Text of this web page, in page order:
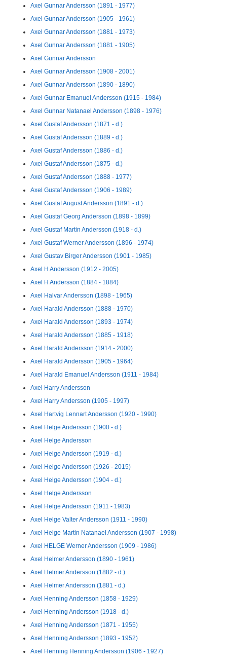
Axel Gunnar Andersson (1891 - 1977)
Axel Gunnar Andersson (1905 - 1961)
Axel Gunnar Andersson (1881 - 1973)
Axel Gunnar Andersson (1881 - 1905)
Axel Gunnar Andersson
Axel Gunnar Andersson (1908 - 2001)
Axel Gunnar Andersson (1890 - 1890)
Axel Gunnar Emanuel Andersson (1915 - 1984)
Axel Gunnar Natanael Andersson (1898 - 1976)
Axel Gustaf Andersson (1871 - d.)
Axel Gustaf Andersson (1889 - d.)
Axel Gustaf Andersson (1886 - d.)
Axel Gustaf Andersson (1875 - d.)
Axel Gustaf Andersson (1888 - 1977)
Axel Gustaf Andersson (1906 - 1989)
Axel Gustaf August Andersson (1891 - d.)
Axel Gustaf Georg Andersson (1898 - 1899)
Axel Gustaf Martin Andersson (1918 - d.)
Axel Gustaf Werner Andersson (1896 - 1974)
Axel Gustav Birger Andersson (1901 - 1985)
Axel H Andersson (1912 - 2005)
Axel H Andersson (1884 - 1884)
Axel Halvar Andersson (1898 - 1965)
Axel Harald Andersson (1888 - 1970)
Axel Harald Andersson (1893 - 1974)
Axel Harald Andersson (1885 - 1918)
Axel Harald Andersson (1914 - 2000)
Axel Harald Andersson (1905 - 1964)
Axel Harald Emanuel Andersson (1911 - 1984)
Axel Harry Andersson
Axel Harry Andersson (1905 - 1997)
Axel Hartvig Lennart Andersson (1920 - 1990)
Axel Helge Andersson (1900 - d.)
Axel Helge Andersson
Axel Helge Andersson (1919 - d.)
Axel Helge Andersson (1926 - 2015)
Axel Helge Andersson (1904 - d.)
Axel Helge Andersson
Axel Helge Andersson (1911 - 1983)
Axel Helge Valter Andersson (1911 - 1990)
Axel Helge Martin Natanael Andersson (1907 - 1998)
Axel HELGE Werner Andersson (1909 - 1986)
Axel Helmer Andersson (1890 - 1961)
Axel Helmer Andersson (1882 - d.)
Axel Helmer Andersson (1881 - d.)
Axel Henning Andersson (1858 - 1929)
Axel Henning Andersson (1918 - d.)
Axel Henning Andersson (1871 - 1955)
Axel Henning Andersson (1893 - 1952)
Axel Henning Henning Andersson (1906 - 1927)